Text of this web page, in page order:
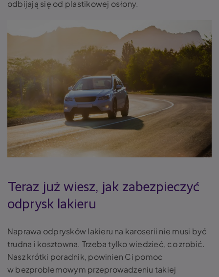
odbijają się od plastikowej osłony.
Teraz już wiesz, jak zabezpieczyć
odprysk lakieru
Naprawa odprysków lakieru na karoserii nie musi być
trudna i kosztowna. Trzeba tylko wiedzieć, co zrobić.
Nasz krótki poradnik, powinien Ci pomoc
w bezproblemowym przeprowadzeniu takiej